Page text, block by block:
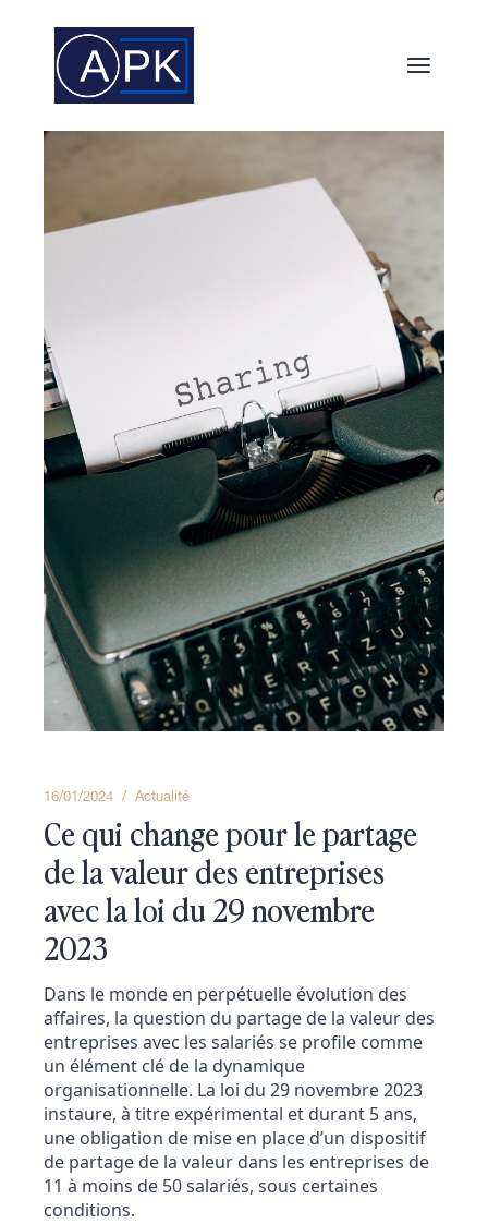
16/01/2024 Actualité
Ce qui change pour le partage
de la valeur des entreprises
avec la loi du 29 novembre
2023
Dans le monde en perpétuelle évolution des
affaires, la question du partage de la valeur des
entreprises avec les salariés se profile comme
un élément clé de la dynamique
organisationnelle. La loi du 29 novembre 2023
instaure, à titre expérimental et durant 5 ans,
une obligation de mise en place d’un dispositif
de partage de la valeur dans les entreprises de
11 à moins de 50 salariés, sous certaines
conditions.